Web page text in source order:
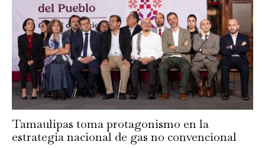
Tamaulipas toma protagonismo en la
estrategia nacional de gas no convencional